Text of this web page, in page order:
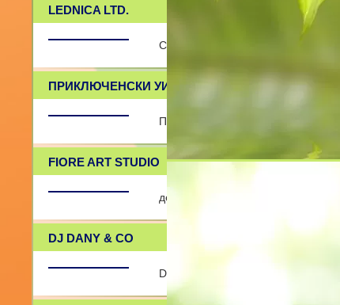
LEDNICA LTD.
Спортно развлекателни
ПРИКЛЮЧЕНСКИ УИКЕНД
Планиране и организация на
FIORE ART STUDIO
детски център
DJ DANY & CO
DJ Dany & Co - Вашите